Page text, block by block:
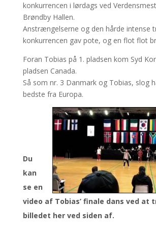
konkurrencen i lørdags ved
Brøndby Hallen.
Anstrængelserne og den hårde intense
konkurrencen gav pote, og en flot flot
Foran Tobias på 1. pladsen kom Syd
pladsen Canada.
Så som nr. 3 Danmark og Tobias, slog
bedste fra Europa.
Du
kan
se en
video af Tobias’ finale dans ved at
billedet her ved siden af.